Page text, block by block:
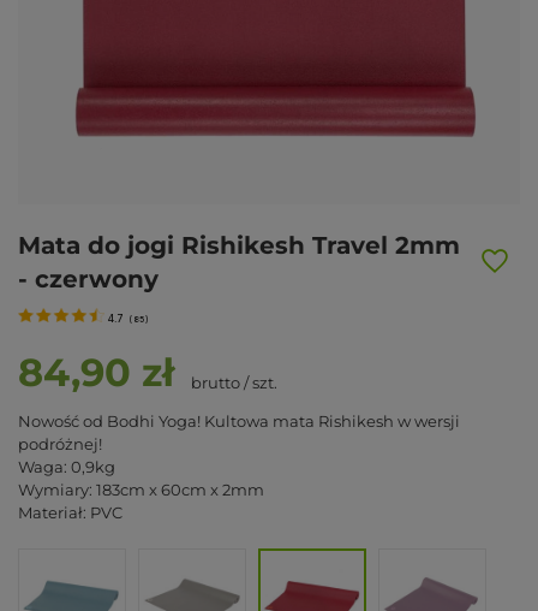
Mata do jogi Rishikesh Travel 2mm
- czerwony
4.7 ( 85)
84,90 zł brutto/szt.
Nowość od Bodhi Yoga! Kultowa mata Rishikesh w wersji
podróżnej!
Waga: 0,9kg
Wymiary: 183cm x 60cm x 2mm
Materiał: PVC